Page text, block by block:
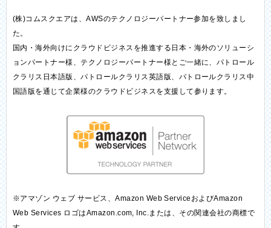
(株)コムスクエアは、AWSのテクノロジーパートナー参加を致しまし
た。
国内・海外向けにクラウドビジネスを推進する日本・海外のソリューシ
ョンパートナー様、テクノロジーパートナー様とご一緒に、パトロール
クラリス日本語版、パトロールクラリス英語版、パトロールクラリス中
国語版を通じて企業様のクラウドビジネスを支援して参ります。
※アマゾン ウェブ サービス、Amazon Web ServiceおよびAmazon
Web Services ロゴはAmazon.com, Inc.または、その関連会社の商標で